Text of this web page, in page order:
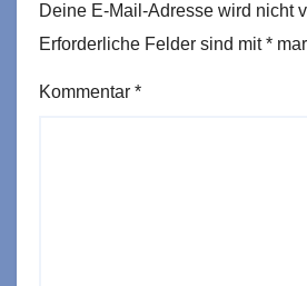
Deine E-Mail-Adresse wird nicht
Erforderliche Felder sind mit*
Kommentar *